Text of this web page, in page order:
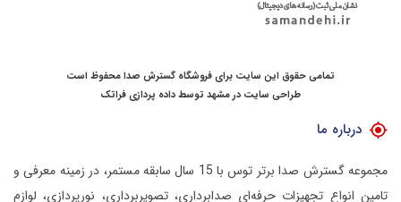
تمامی حقوق این سایت برای فروشگاه گسترش صدا محفوظ است
طراحی سایت در مشهد توسطداده پردازی فراتک
درباره ما
مجموعه گسترش صدا برتر توس با 15 سال سابقه مستمر، در زمینه معرفی و
تامین انواع تجهیزات حرفه‌ای صدابرداری، تصویربرداری، نورپردازی، لوازم